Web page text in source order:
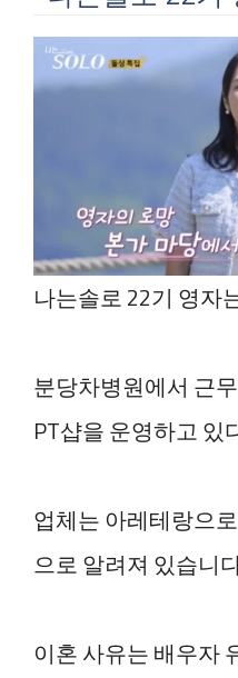
나는솔로 22기 영자
분당차병원에서 근
PT샵을 운영하고 있
업체는 아레테랑으
으로 알려져 있습니
이혼 사유는 배우자